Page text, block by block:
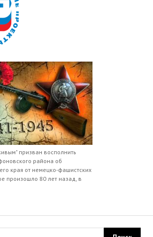
призван восполнить
района об
края от немецко-фашистских
произошло 80 лет назад, в